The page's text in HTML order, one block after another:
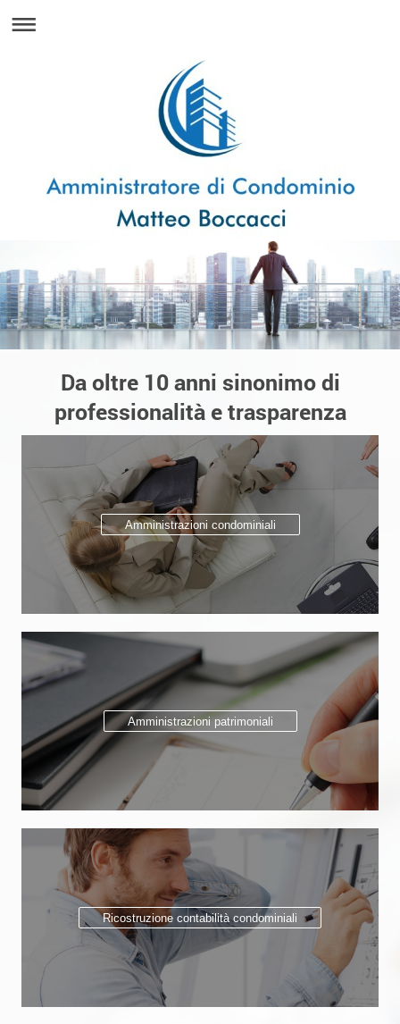
Da oltre 10 anni sinonimo di
professionalità e trasparenza
Amministrazioni condominiali
Amministrazioni patrimoniali
Ricostruzione contabilità condominiali